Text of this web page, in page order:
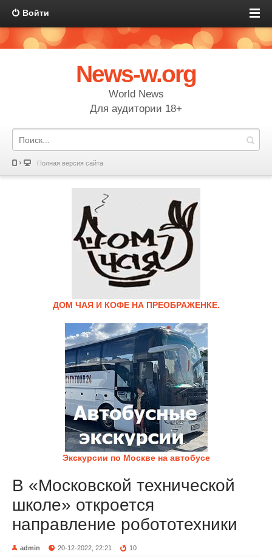
Войти
News-w.org
World News
Для аудитории 18+
Полная версия сайта
ДОМ ЧАЯ И КОФЕ НА ПРЕОБРАЖЕНКЕ.
Экскурсии по Москве на автобусе
В «Московской технической
школе» откроется
направление робототехники
admin 20-12-2022, 22:21 10